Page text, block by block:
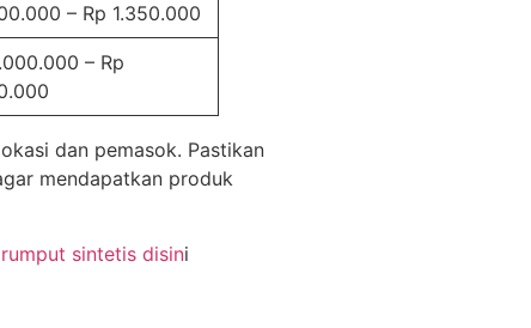
– Rp 1.350.000
– Rp
dan pemasok. Pastikan
mendapatkan produk
sintetis disini